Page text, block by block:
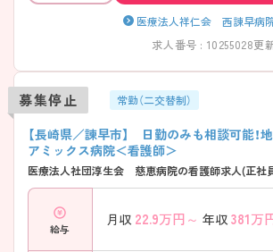
医療法人祥仁会 西諫早病
求人番号 : 10255028更
募集停止 常勤（二交替制）
【長崎県／諫早市】 日勤のみも相談可能！
アミックス病院＜看護師＞
医療法人社団淳生会 慈恵病院の看護師求人(正社
給与
月収 22.9万円～ 年収 381万